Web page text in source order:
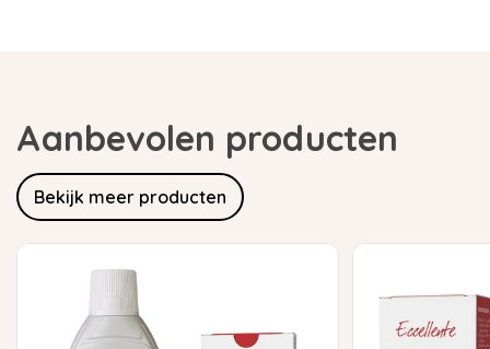
Aanbevolen producten
Bekijk meer producten